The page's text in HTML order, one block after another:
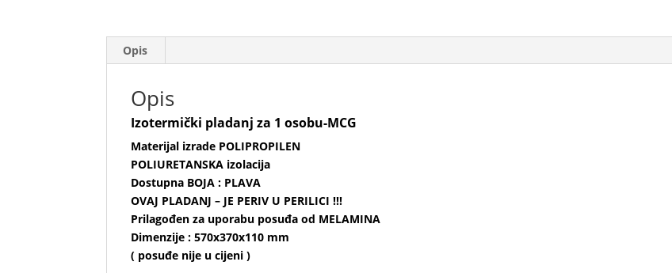
Opis
Opis
Izotermički pladanj za 1 osobu-MCG
Materijal izrade POLIPROPILEN
POLIURETANSKA izolacija
Dostupna BOJA : PLAVA
OVAJ PLADANJ – JE PERIV U PERILICI !!!
Prilagođen za uporabu posuđa od MELAMINA
Dimenzije : 570x370x110 mm
( posuđe nije u cijeni )